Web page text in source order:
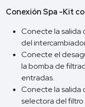
Conexión Spa -Kit
Conecte la salida
del
Conecte el
la bomba de
entradas.
Conecte la salida
selectora del